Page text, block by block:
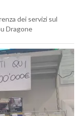
dei servizi sul
Dragone